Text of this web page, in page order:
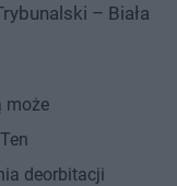
– Biała
może
deorbitacji